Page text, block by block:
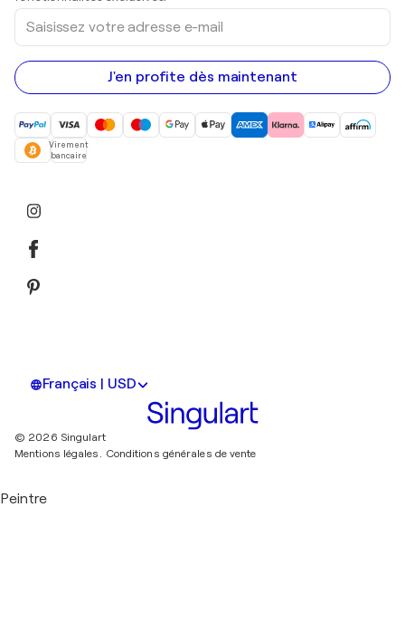
Saisissez
votre
adresse
e-
mail
J'en profite dès maintenant
Virement
bancaire
Français | USD
© 2026 Singulart
Mentions légales. Conditions générales de vente
Peintre